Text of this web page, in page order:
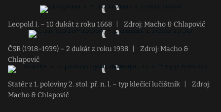
Leopold I. – 10 dukát z roku 1668 Zdroj: Macho & Chlapovič
ČSR (1918–1939) – 2 dukát z roku 1938
Zdroj: Macho &
Chlapovič
Statér z 1. poloviny 2. stol. př. n. l. – typ klečící lučištník
Zdroj:
Macho & Chlapovič